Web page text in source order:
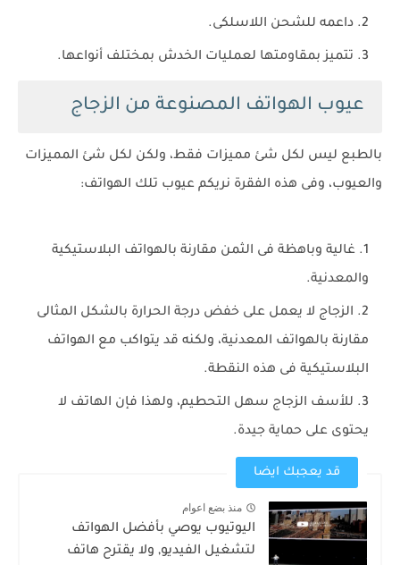
داعمه للشحن اللاسلكى.
تتميز بمقاومتها لعمليات الخدش بمختلف أنواعها.
عيوب الهواتف المصنوعة من الزجاج
بالطبع ليس لكل شئ مميزات فقط، ولكن لكل شئ المميزات
والعيوب، وفى هذه الفقرة نريكم عيوب تلك الهواتف:
غالية وباهظة فى الثمن مقارنة بالهواتف البلاستيكية
والمعدنية.
الزجاج لا يعمل على خفض درجة الحرارة بالشكل المثالى
مقارنة بالهواتف المعدنية، ولكنه قد يتواكب مع الهواتف
البلاستيكية فى هذه النقطة.
للأسف الزجاج سهل التحطيم، ولهذا فإن الهاتف لا
يحتوى على حماية جيدة.
قد يعجبك ايضا
منذ بضع اعوام
اليوتيوب يوصي بأفضل الهواتف
لتشغيل الفيديو, ولا يقترح هاتف